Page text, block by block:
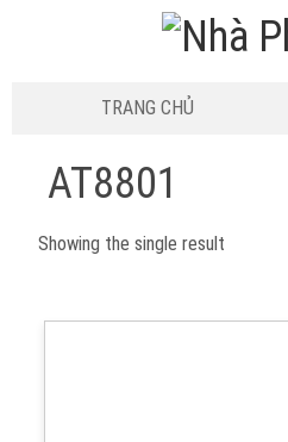
TRANG CHỦ
AT8801
Showing the single result